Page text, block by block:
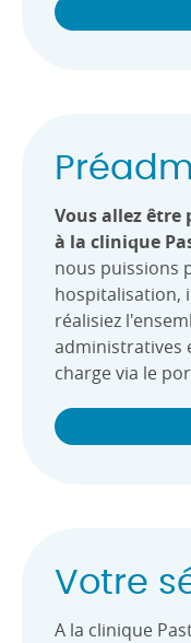
Vous allez
à la clinique
nous puissions
hospitalisation,
réalisiez
administratives
charge via le
Votre
A la clinique